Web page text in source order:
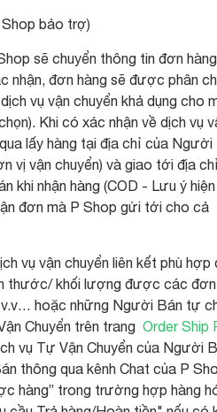
Shop bảo trợ)
sẽ chuyển thông tin đơn
nhận, đơn hàng sẽ được phân
vụ vận chuyển khả dụng cho
Khi có xác nhận về dịch vụ
lấy hàng tại địa chỉ của Người
vị vận chuyển) và giao tới địa chỉ
khi nhận hàng (COD - Lưu ý hiện
đơn mà P Shop gửi tới cho cả
vụ vận chuyển liên kết phù hợp
thước/ khối lượng được các
v.v… hoặc những Người Bán tự
Chuyển trên trang Order Ship
vụ Tự Vận Chuyển của Người
thông qua kênh Chat của P
hàng” trong trường hợp hàng